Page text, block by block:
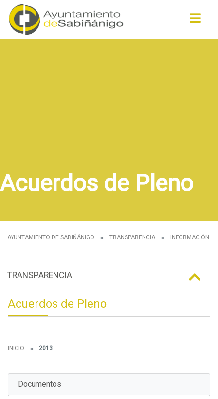
Acuerdos de Pleno
AYUNTAMIENTO DE SABIÑÁNIGO TRANSPARENCIA INFORMACIÓN
TRANSPARENCIA
Acuerdos de Pleno
INICIO 2013
Documentos